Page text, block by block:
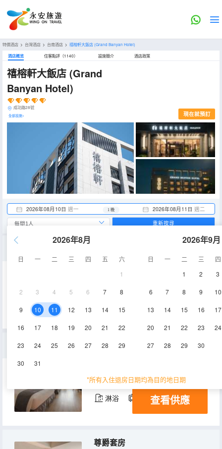
特價酒店 > 台灣酒店 > 台南酒店 > 禧榕軒大飯店(Grand Banyan Hotel)
酒店概览 住客點評（1140） 設施簡介 酒店政策
禧榕軒大飯店 (Grand
Banyan Hotel)
成功路28號
全部設施> 現在就預訂
2026年08月10日 週一 2026年08月11日 週二
1 晚
2026年8月
日 一 二 三 四 五
六
1
2 3 4 5 6 7 8
9 10 11 12 13 14 15
16 17 18 19 20 21 22
23 24 25 26 27 28 29
30 31
2026年9月
日 一 二 三
四
1
2 3
6 7 8 9 10
13 14 15 16 17
20 21 22 23 24
27 28 29 30
*所有入住退房日期均為目的地日期
重新搜尋
空調
豪華家庭房
36㎡ 3-9層 空調
淋浴 電視機 冰箱
查看供應
尊爵套房